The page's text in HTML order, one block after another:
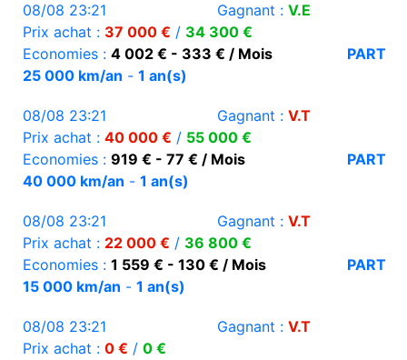
08/08 23:21 Gagnant : V.E
Prix achat : 37 000 € / 34 300 €
Economies : 4 002 € - 333 € / Mois
PART
25 000 km/an - 1 an(s)
08/08 23:21 Gagnant : V.T
Prix achat : 40 000 € / 55 000 €
Economies : 919 € - 77 € / Mois
PART
40 000 km/an - 1 an(s)
08/08 23:21 Gagnant : V.T
Prix achat : 22 000 € / 36 800 €
Economies : 1 559 € - 130 € / Mois
PART
15 000 km/an - 1 an(s)
08/08 23:21 Gagnant : V.T
Prix achat : 0 € / 0 €